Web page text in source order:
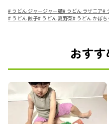
# うどん ジャージャー麺# うどん ラザニア#
# うどん 餃子# うどん 夏野菜# うどん かぼち
おす